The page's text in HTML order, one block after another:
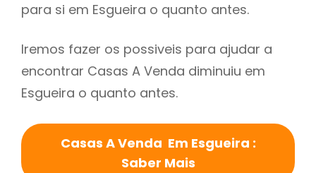
para si em Esgueira o quanto antes.
Iremos fazer os possiveis para ajudar a
encontrar Casas A Venda diminuiu em
Esgueira o quanto antes.
Casas A Venda Em Esgueira :
Saber Mais